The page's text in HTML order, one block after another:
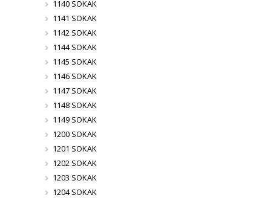
1140 SOKAK
1141 SOKAK
1142 SOKAK
1144 SOKAK
1145 SOKAK
1146 SOKAK
1147 SOKAK
1148 SOKAK
1149 SOKAK
1200 SOKAK
1201 SOKAK
1202 SOKAK
1203 SOKAK
1204 SOKAK